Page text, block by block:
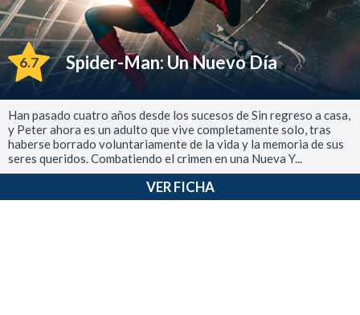
6.7 Spider-Man: Un Nuevo Día
Han pasado cuatro años desde los sucesos de Sin regreso a casa,
y Peter ahora es un adulto que vive completamente solo, tras
haberse borrado voluntariamente de la vida y la memoria de sus
seres queridos. Combatiendo el crimen en una Nueva Y...
VER FICHA